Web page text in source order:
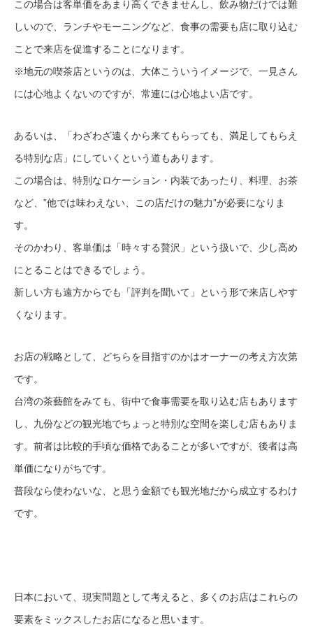
この場合は客単価をあまり高くできませんし、飲み物だけでは難
しいので、ランチやモーニングなど、食事の需要も店に取り込む
ことで来店を促進することになります。
※地元の喫茶店というのは、大体こういうイメージで、一見さん
には心地よくないのですが、常連には心地よい店です。
あるいは、「わざわざ遠くから来てもらっても、満足してもらえ
る特別な店」にしていくという道もあります。
この場合は、特別なロケーション・内装であったり、料理、お茶
など、”他では味わえない、この店だけの魅力”が必要になりま
す。
そのかわり、客単価は「時々する贅沢」という扱いで、少し高め
にとることはできるでしょう。
新しい方も遠方からでも「評判を聞いて」という形で来店しやす
くなります。
お店の戦略として、どちらを目指すのかはオーナーの考え方次第
です。
台湾の茶藝館をみても、街中で食事需要を取り込む店もあります
し、九份などの観光地でちょっと特別な空間を楽しむ店もありま
す。前者は比較的手頃な価格であることが多いですが、後者は高
単価になりがちです。
普段なら使わないな、と思う金額でも観光地だから成立するわけ
です。
日本において、現実問題として考えると、多くのお店はこれらの
要素をミックスしたお店になると思います。